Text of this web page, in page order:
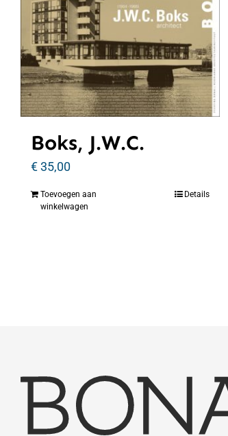
Boks, J.W.C.
€35,00
Toevoegen aan
winkelwagen
Details